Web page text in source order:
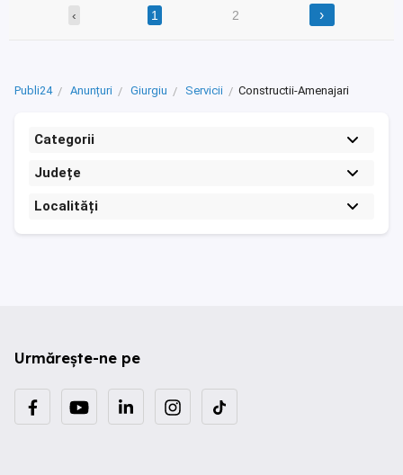
‹ 1 2 ›
Publi24 Anunțuri Giurgiu Servicii Constructii-Amenajari
Categorii
Județe
Localități
Urmărește-ne pe